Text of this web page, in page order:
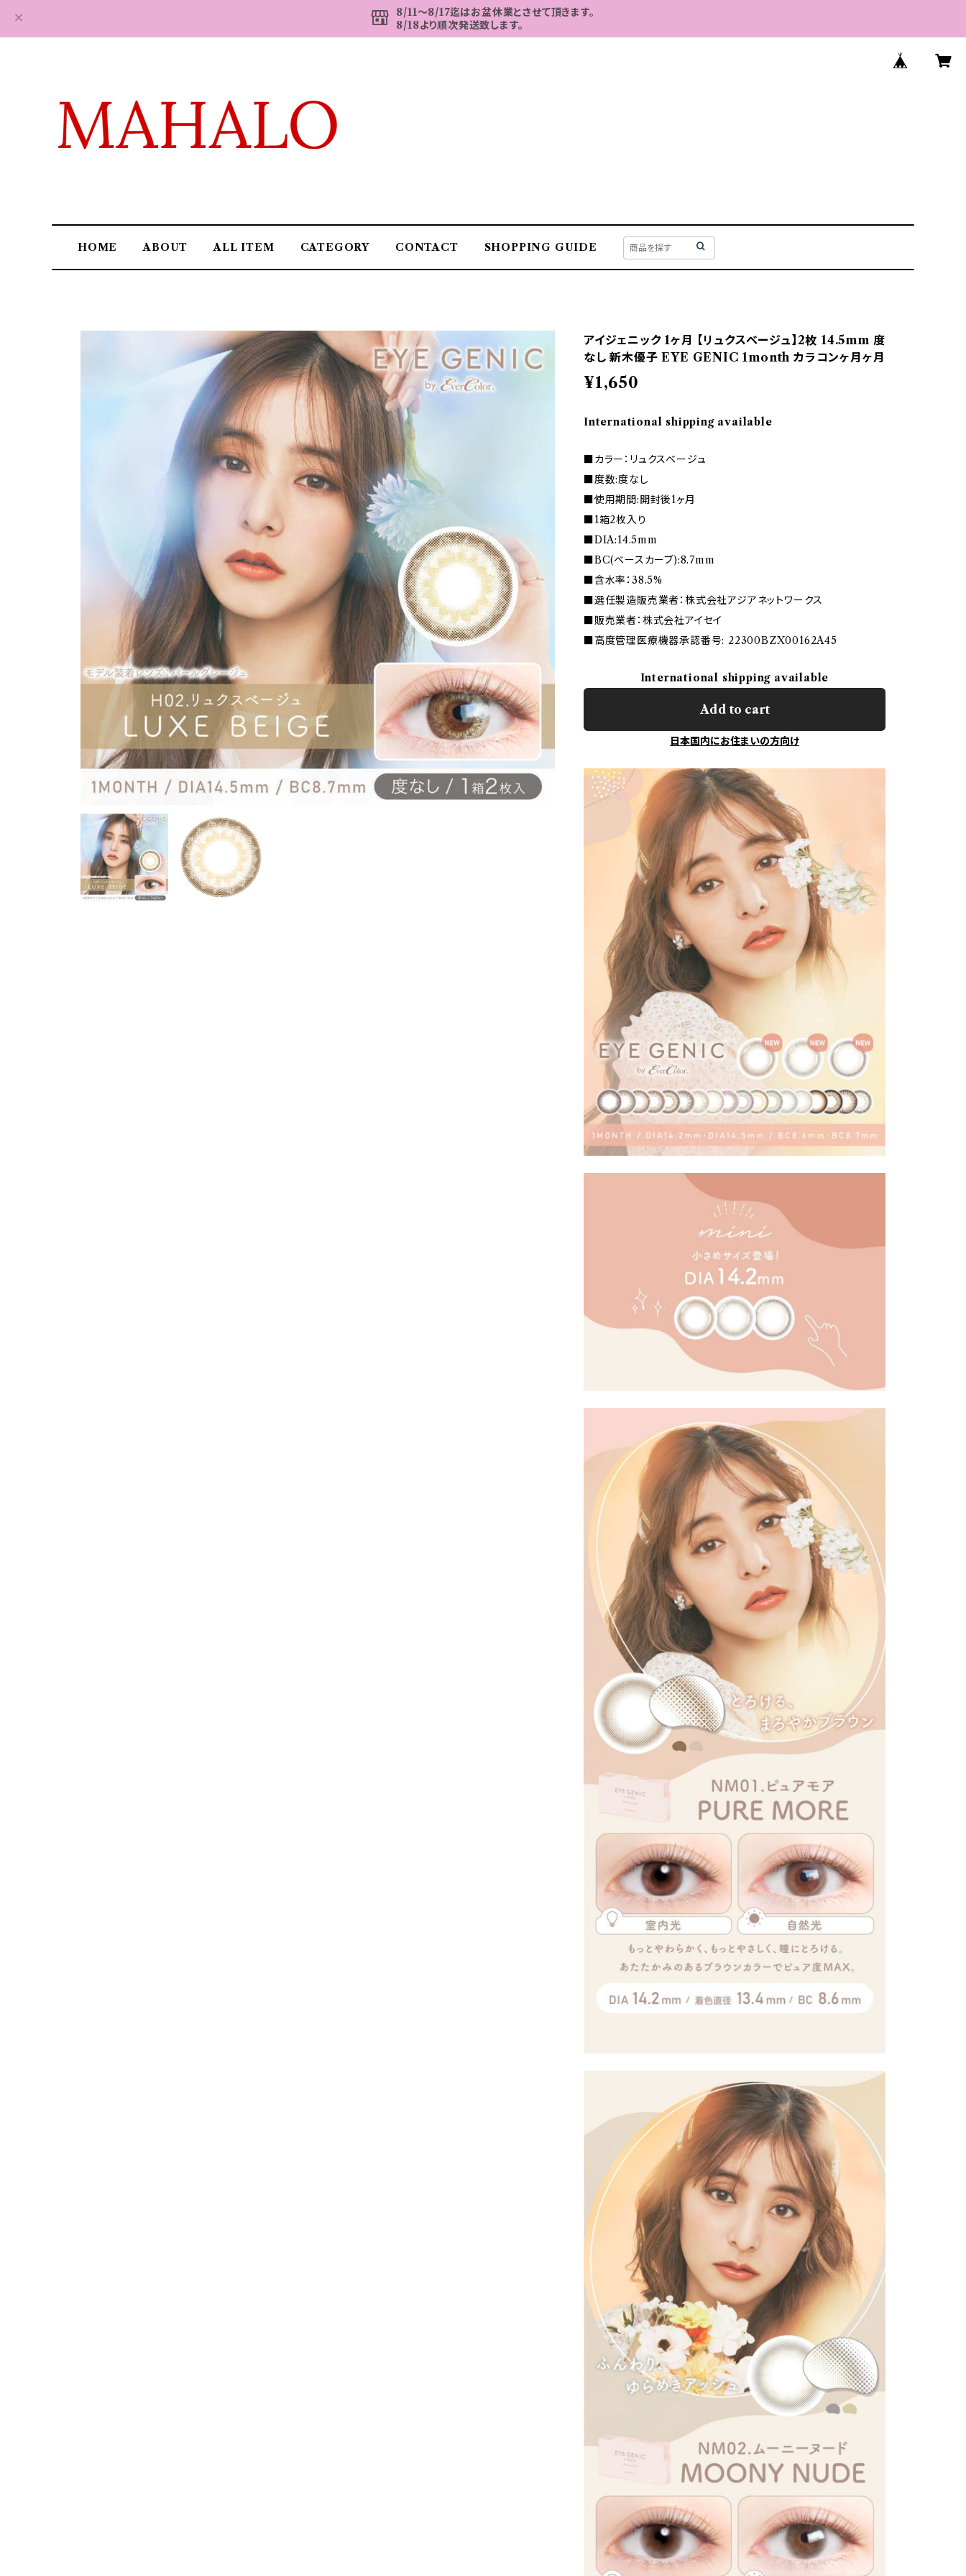
8/11～8/17迄はお盆休業とさせて頂きます。
8/18より順次発送致します。
HOME ABOUT ALL ITEM CATEGORY CONTACT SHOPPING GUIDE
アイジェニック 1ヶ月 【リュクスベージュ】2枚 14.5mm 度
なし 新木優子 EYE GENIC 1month カラコンヶ月ヶ月
¥1,650
International shipping available
■カラー：リュクスベージュ
■度数:度なし
■使用期間:開封後1ヶ月
■1箱2枚入り
■DIA:14.5mm
■BC(ベースカーブ):8.7mm
■含水率：38.5%
■選任製造販売業者：株式会社アジアネットワークス
■販売業者：株式会社アイセイ
■高度管理医療機器承認番号: 22300BZX00162A45
International shipping available
Add to cart
日本国内にお住まいの方向け